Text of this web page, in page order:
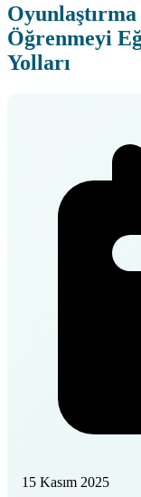
Öğrenmeyi
Yolları
15 Kasım 2025